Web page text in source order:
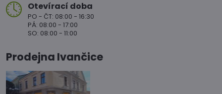
Otevírací doba
PO - ČT: 08:00 - 16:30
PÁ: 08:00 - 17:00
SO: 08:00 - 11:00
Prodejna Ivančice